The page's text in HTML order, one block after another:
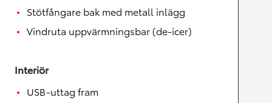
Stötfångare bak med metall inlägg
Vindruta uppvärmningsbar (de-icer)
Interiör
USB-uttag fram